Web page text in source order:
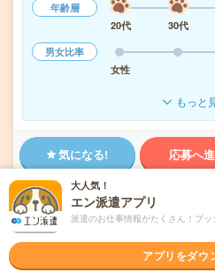
年齢層
20代
30代
男女比率
女性
もっと
気になる! 応募へ
未読
大人気！
エン派遣アプリ
派遣のお仕事情報がたくさん！プッ
アプリをダウ